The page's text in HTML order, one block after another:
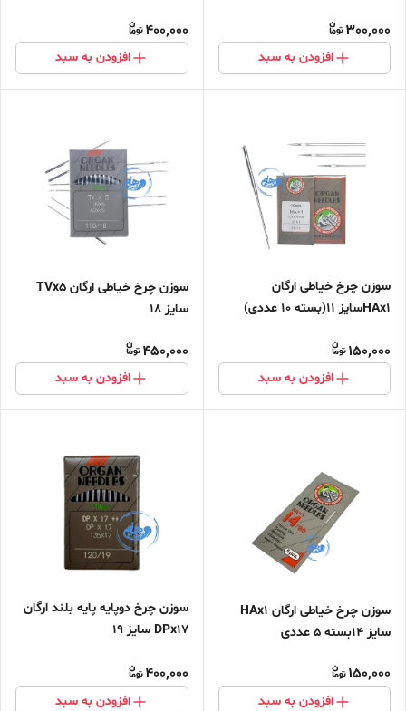
300,000
افزودن به سبد
400,000
افزودن به سبد
سوزن چرخ خیاطی ارگان
HAx1سایز 11(بسته 10 عددی)
150,000
افزودن به سبد
سوزن چرخ خیاطی ارگان TVx5
سایز 18
450,000
افزودن به سبد
سوزن چرخ خیاطی ارگان HAx1
سایز 14بسته 5 عددی
150,000
افزودن به سبد
سوزن چرخ دوپایه پایه بلند ارگان
DPx17 سایز ۱۹
400,000
افزودن به سبد